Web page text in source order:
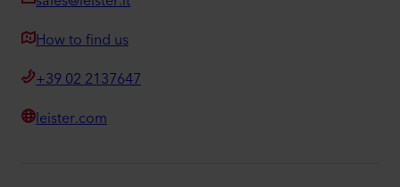
How to find us
+39 02 2137647
leister.com